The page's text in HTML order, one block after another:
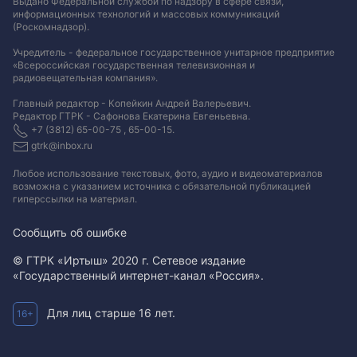
информационных технологий и массовых коммуникаций
(Роскомнадзор).
Учредитель - федеральное государственное унитарное предприятие
«Всероссийская государственная телевизионная и
радиовещательная компания».
Главный редактор - Копейкин Андрей Валерьевич.
Редактор ГТРК - Сафонова Екатерина Евгеньевна.
+7 (3812) 65-00-75 , 65-00-15.
gtrk@inbox.ru
Любое использование текстовых, фото, аудио и видеоматериалов
возможна с указанием источника с обязательной публикацией
гиперссылки на материал.
Сообщить об ошибке
© ГТРК «Иртыш» 2020 г. Сетевое издание
«Государственный интернет-канал «Россия».
16+ Для лиц старше 16 лет.